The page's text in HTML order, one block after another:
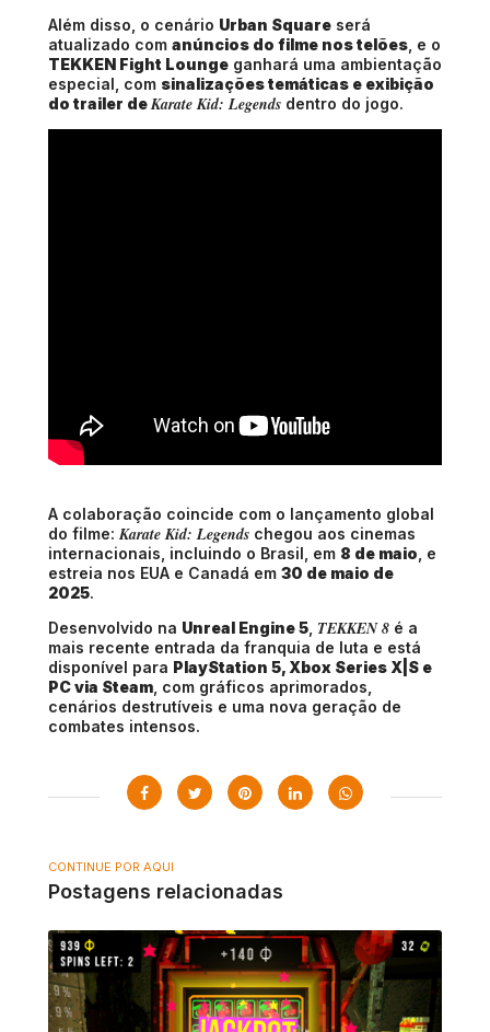
Além disso, o cenário Urban Square será
atualizado com anúncios do filme nos telões , e o
TEKKEN Fight Lounge ganhará uma ambientação
especial, com sinalizações temáticas e exibição
do trailer deKarate Kid: Legends dentro do jogo.
A colaboração coincide com o lançamento global
do filme: Karate Kid: Legends chegou aos cinemas
internacionais, incluindo o Brasil, em 8 de maio , e
estreia nos EUA e Canadá em 30 de maio de
2025.
Desenvolvido na Unreal Engine 5 TEKKEN 8 é a
mais recente entrada da franquia de luta e está
disponível para PlayStation 5, Xbox Series X|S e
PC via Steam , com gráficos aprimorados,
cenários destrutíveis e uma nova geração de
combates intensos.
CONTINUE POR AQUI
Postagens relacionadas